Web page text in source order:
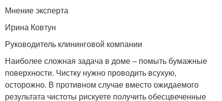
Мнение эксперта
Ирина Ковтун
Руководитель клининговой компании
Наиболее сложная задача в доме – помыть бумажные
поверхности. Чистку нужно проводить всухую,
осторожно. В противном случае вместо ожидаемого
результата чистоты рискуете получить обесцвеченные